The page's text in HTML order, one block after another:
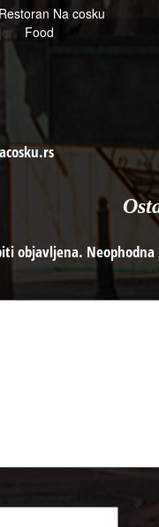
Na cosku
Food
objavljena. Neophodna